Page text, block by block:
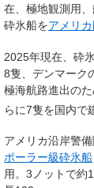
在、極地観測用
砕氷船をアメリ
2025年現在、砕
8隻、デンマーク
極海航路進出の
らに7隻を国内で
アメリカ沿岸警
ポーラー級砕氷船
用。3ノットで約